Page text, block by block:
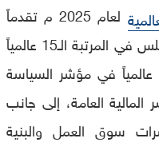
لعام 2025 م تقدماً
لافتاً لدول المجلس، حيث جاء المجلس في المرتبة الـ15 عالمياً
عالمياً في مؤشر السياسة
العامة، إلى جانب
سوق العمل والبنية